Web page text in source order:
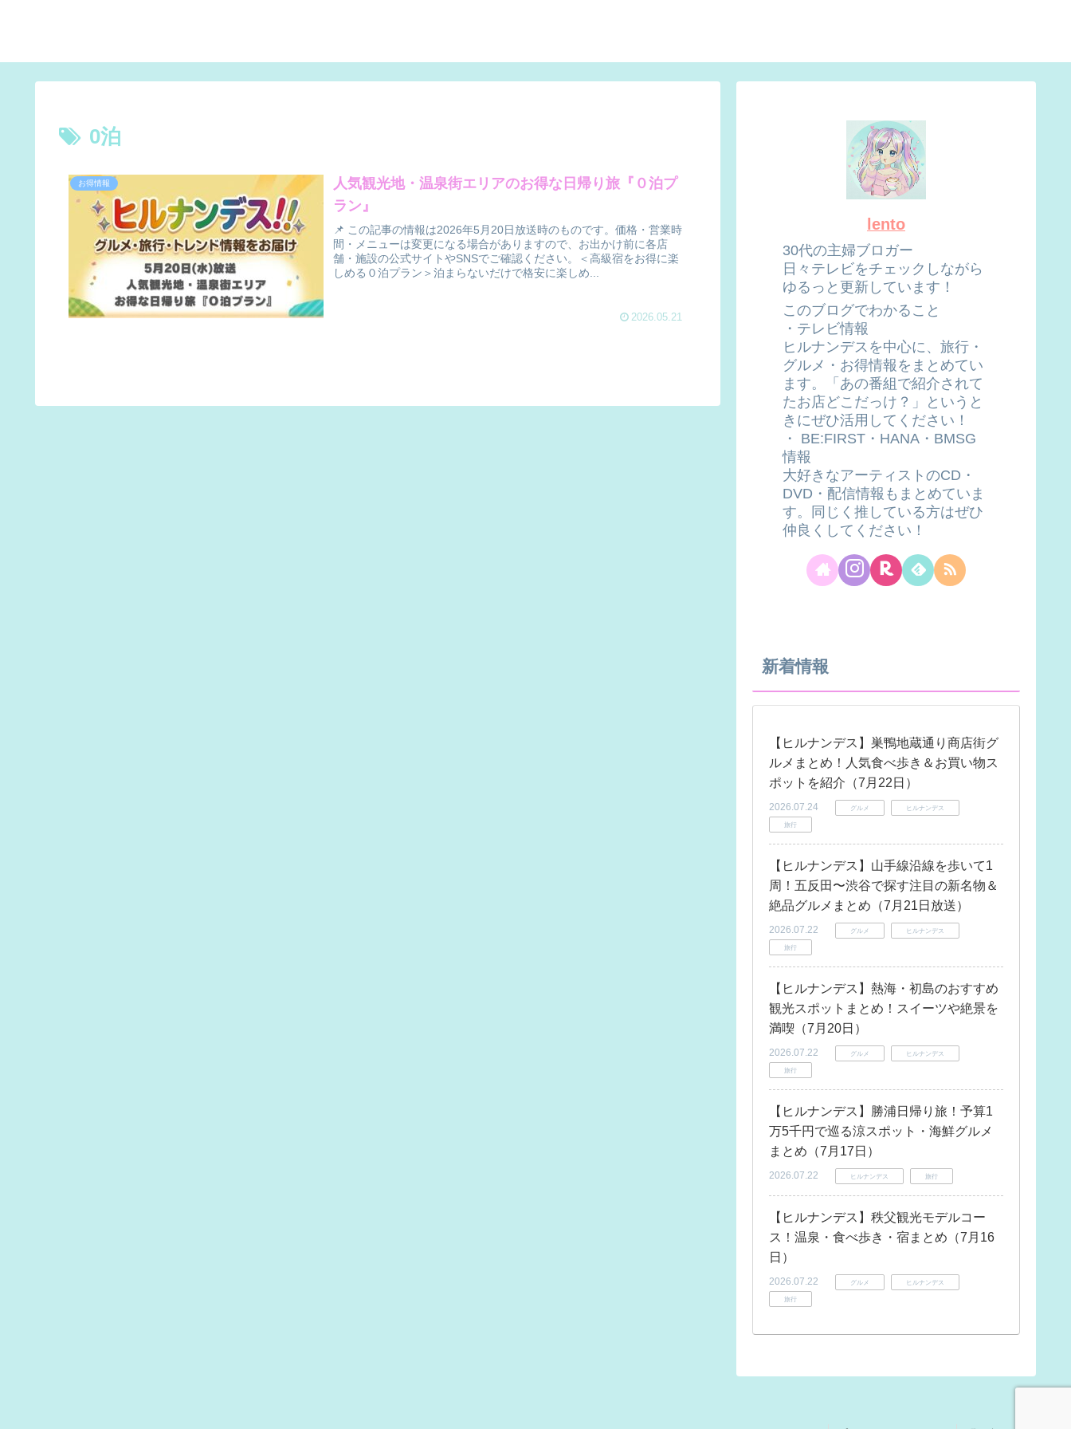
0泊
お得情報
人気観光地・温泉街エリアのお得な日帰り旅『０泊プ
ラン』
📌 この記事の情報は2026年5月20日放送時のものです。価格・営業時
間・メニューは変更になる場合がありますので、お出かけ前に各店
舗・施設の公式サイトやSNSでご確認ください。＜高級宿をお得に楽
しめる０泊プラン＞泊まらないだけで格安に楽しめ...
2026.05.21
lento
30代の主婦ブロガー
日々テレビをチェックしながら
ゆるっと更新しています！
このブログでわかること
・テレビ情報
ヒルナンデスを中心に、旅行・
グルメ・お得情報をまとめてい
ます。「あの番組で紹介されて
たお店どこだっけ？」というと
きにぜひ活用してください！
・ BE:FIRST・HANA・BMSG
情報
大好きなアーティストのCD・
DVD・配信情報もまとめていま
す。同じく推している方はぜひ
仲良くしてください！
新着情報
【ヒルナンデス】巣鴨地蔵通り商店街グ
ルメまとめ！人気食べ歩き＆お買い物ス
ポットを紹介（7月22日）
2026.07.24 グルメ ヒルナンデス
旅行
【ヒルナンデス】山手線沿線を歩いて1
周！五反田〜渋谷で探す注目の新名物＆
絶品グルメまとめ（7月21日放送）
2026.07.22 グルメ ヒルナンデス
旅行
【ヒルナンデス】熱海・初島のおすすめ
観光スポットまとめ！スイーツや絶景を
満喫（7月20日）
2026.07.22 グルメ ヒルナンデス
旅行
【ヒルナンデス】勝浦日帰り旅！予算1
万5千円で巡る涼スポット・海鮮グルメ
まとめ（7月17日）
2026.07.22 ヒルナンデス 旅行
【ヒルナンデス】秩父観光モデルコー
ス！温泉・食べ歩き・宿まとめ（7月16
日）
2026.07.22 グルメ ヒルナンデス
旅行